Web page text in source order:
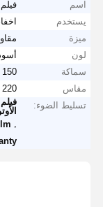
اسم
فيلم
يستخدم
ميزة
لون
سماكة
150 ميكرومتر
مقاس
220 مم * 25 م (قابل للتخصيص)
تسليط الضوء: